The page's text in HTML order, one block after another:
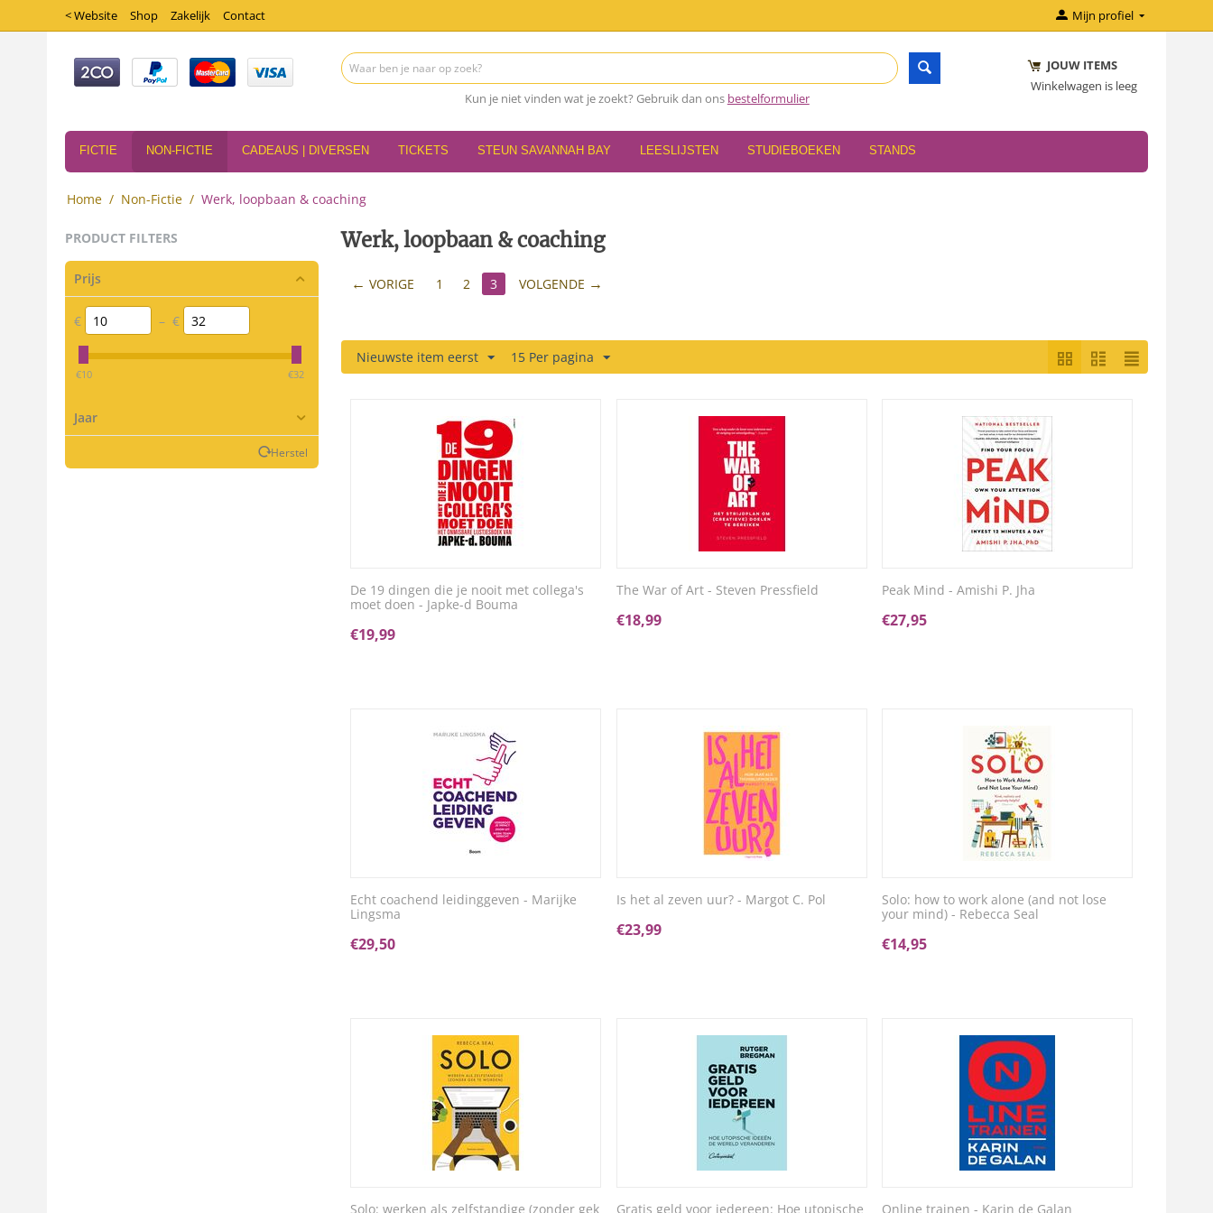
< Website Shop Zakelijk Contact Mijn profiel
Kun je niet vinden wat je zoekt? Gebruik dan ons bestelformulier
JOUW ITEMS
Winkelwagen is leeg
FICTIE NON-FICTIE CADEAUS | DIVERSEN TICKETS STEUN SAVANNAH BAY LEESLIJSTEN STUDIEBOEKEN STANDS
Home / Non-Fictie / Werk, loopbaan & coaching
PRODUCT FILTERS
Prijs
€ – €
‎€10 ‎€32
Jaar
Herstel
Werk, loopbaan & coaching
VORIGE 1 2 3 VOLGENDE
Nieuwste item eerst 15 Per pagina
De 19 dingen die je nooit met collega's
moet doen - Japke-d Bouma
€19,99
The War of Art - Steven Pressfield
€18,99
Peak Mind - Amishi P. Jha
€27,95
Echt coachend leidinggeven - Marijke
Lingsma
€29,50
Is het al zeven uur? - Margot C. Pol
€23,99
Solo: how to work alone (and not lose
your mind) - Rebecca Seal
€14,95
Solo: werken als zelfstandige (zonder gek
Gratis geld voor iedereen: Hoe utopische
Online trainen - Karin de Galan